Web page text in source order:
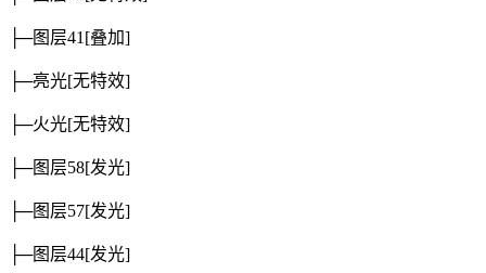
├─图层41 [叠加]
├─亮光[无特效]
├─火光[无特效]
├─图层58[发光]
├─图层57[发光]
├─图层44[发光]